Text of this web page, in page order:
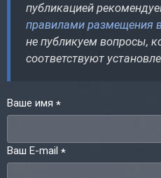
публикацией
правилами размещения
не публикуем вопросы,
соответствуют
Ваше имя *
Ваш E-mail *